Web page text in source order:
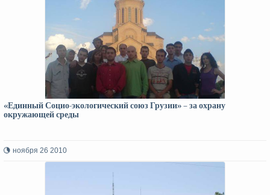
«Единный Социо-экологический союз Грузии» – за охрану
окружающей среды
ноября 26 2010